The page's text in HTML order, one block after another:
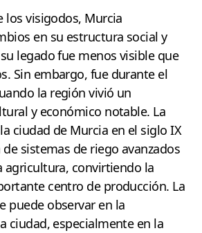
los visigodos, Murcia
en su estructura social y
legado fue menos visible que
Sin embargo, fue durante el
la región vivió un
y económico notable. La
ciudad de Murcia en el siglo IX
sistemas de riego avanzados
convirtiendo la
centro de producción. La
puede observar en la
ciudad, especialmente en la